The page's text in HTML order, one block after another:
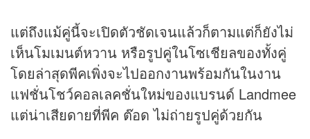
แต่ถึงแม้คู่นี้จะเปิดตัวชัดเจนแล้วก็ตามแต่ก็ยังไม่
เห็นโมเมนต์หวาน หรือรูปคู่ในโซเชียลของทั้งคู่
โดยล่าสุดพีคเพิ่งจะไปออกงานพร้อมกันในงาน
แฟชั่นโชว์คอลเลคชั่นใหม่ของแบรนด์ Landmee
แต่น่าเสียดายที่พีค ต๊อด ไม่ถ่ายรูปคู่ด้วยกัน